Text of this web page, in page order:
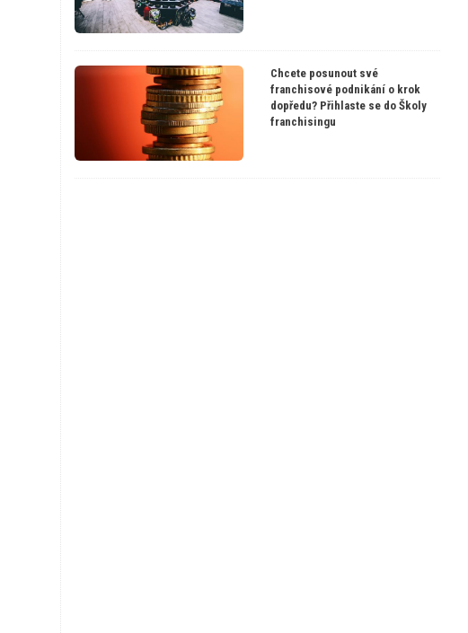
Chcete posunout své
franchisové podnikání o krok
dopředu? Přihlaste se do Školy
franchisingu